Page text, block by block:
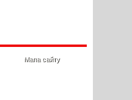
Мапа сайту